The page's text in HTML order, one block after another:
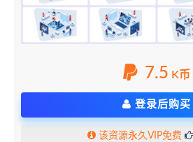
7.5 K币
登录后购买
该资源永久VIP免费